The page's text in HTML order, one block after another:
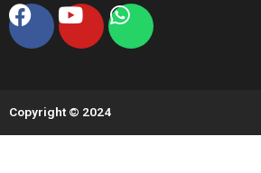
Facebook
YoutubeWhatsapp
Copyright © 2024